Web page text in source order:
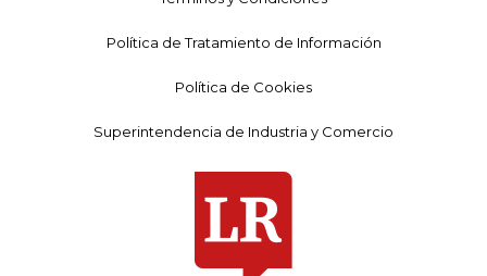
Política de Tratamiento de Información
Política de Cookies
Superintendencia de Industria y Comercio